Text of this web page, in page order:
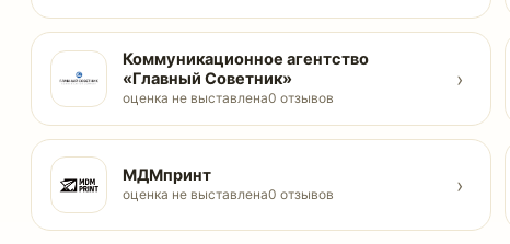
Коммуникационное агентство
«Главный Советник»
оценка не выставлена0 отзывов
›
МДМпринт
оценка не выставлена0 отзывов ›